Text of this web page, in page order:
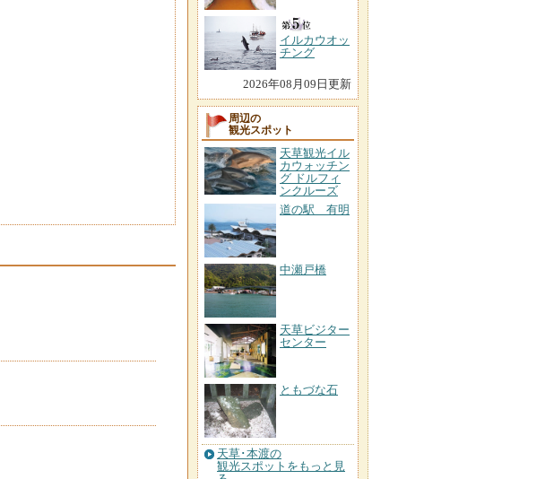
イルカウオッ
チング
2026年08月09日更新
周辺の
観光スポット
天草観光イル
カウォッチン
グ ドルフィ
ンクルーズ
道の駅 有明
中瀬戸橋
天草ビジター
センター
ともづな石
天草･本渡の
観光スポットをもっと見